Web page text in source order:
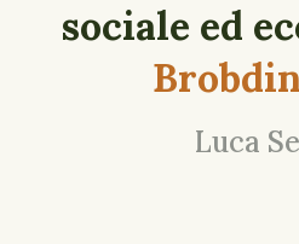
sociale ed
Luca